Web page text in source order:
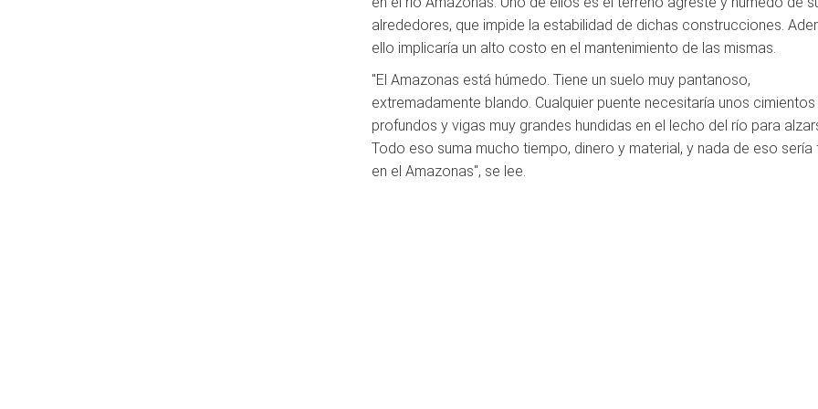
alrededores, que impide la estabilidad de dichas construcciones.
ello implicaría un alto costo en el mantenimiento de las mismas.
"El Amazonas está húmedo. Tiene un suelo muy pantanoso,
extremadamente blando. Cualquier puente necesitaría unos cimientos
profundos y vigas muy grandes hundidas en el lecho del río para
Todo eso suma mucho tiempo, dinero y material, y nada de eso sería
en el Amazonas", se lee.